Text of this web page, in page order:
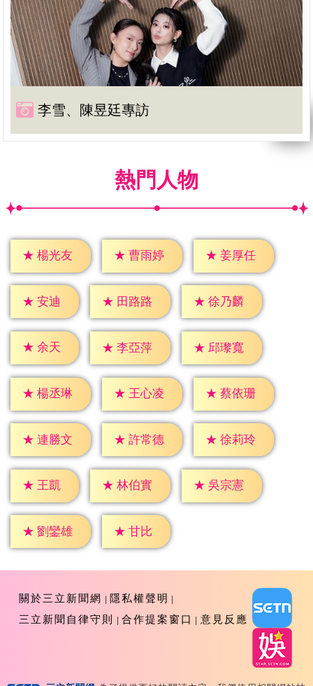
李雪、陳昱廷專訪
熱門人物
★ 楊光友 ★ 曹雨婷 ★ 姜厚任
★ 安迪 ★ 田路路 ★ 徐乃麟
★ 余天 ★ 李亞萍 ★ 邱瓈寬
★ 楊丞琳 ★ 王心凌 ★ 蔡依珊
★ 連勝文 ★ 許常德 ★ 徐莉玲
★ 王凱 ★ 林伯實 ★ 吳宗憲
★ 劉鑾雄 ★ 甘比
關於三立新聞網
隱私權聲明
三立新聞自律守則
合作提案窗口 意見反應